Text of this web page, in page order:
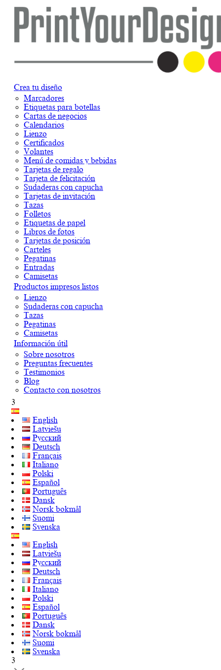
Crea tu diseño
Marcadores
Etiquetas para botellas
Cartas de negocios
Calendarios
Lienzo
Certificados
Volantes
Menú de comidas y bebidas
Tarjetas de regalo
Tarjeta de felicitación
Sudaderas con capucha
Tarjetas de invitación
Tazas
Folletos
Etiquetas de papel
Libros de fotos
Tarjetas de posición
Carteles
Pegatinas
Entradas
Camisetas
Productos impresos listos
Lienzo
Sudaderas con capucha
Tazas
Pegatinas
Camisetas
Información útil
Sobre nosotros
Preguntas frecuentes
Testimonios
Blog
Contacto con nosotros
3
English
Latviešu
Русский
Deutsch
Français
Italiano
Polski
Español
Português
Dansk
Norsk bokmål
Suomi
Svenska
English
Latviešu
Русский
Deutsch
Français
Italiano
Polski
Español
Português
Dansk
Norsk bokmål
Suomi
Svenska
3